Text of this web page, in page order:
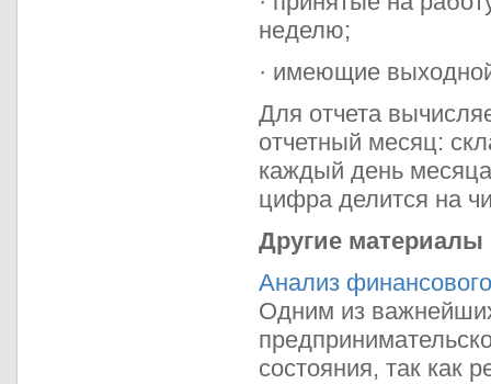
неделю;
· имеющие
Для отчета
отчетный месяц:
каждый день
цифра делится на
Другие материалы
Анализ
Одним из
состояния, так как